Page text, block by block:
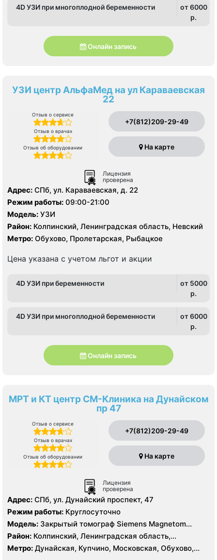
4D УЗИ при многоплодной беременности
от 6000
p.
Онлайн запись
УЗИ центр АльфаМед на ул Караваевская
22
Отзыв о сервисе
Отзыв о врачах
Отзыв об оборудовании
+7(812)209-29-49
На карте
Лицензия
проверена
Адрес: СПб, ул. Караваевская, д. 22
Режим работы: 09:00-21:00
Модель: УЗИ
Район: Колпинский, Ленинградская область, Невский
Метро: Обухово, Пролетарская, Рыбацкое
Цена указана с учетом льгот и акции
4D УЗИ при беременности
от 5000
p.
4D УЗИ при многоплодной беременности
от 6000
p.
Онлайн запись
МРТ и КТ центр СМ-Клиника на Дунайском
пр 47
Отзыв о сервисе
Отзыв о врачах
Отзыв об оборудовании
+7(812)209-29-49
На карте
Лицензия
проверена
Адрес: СПб, ул. Дунайский проспект, 47
Режим работы: Круглосуточно
Модель: Закрытый томограф Siemens Magnetom
Essenza 1.5 Тесла, КТ Siemens Somatom Emotion 16
срезов
Район: Колпинский, Ленинградская область,
Московский, Невский, Пушкинский, Фрунзенский
Метро: Дунайская, Купчино, Московская, Обухово,